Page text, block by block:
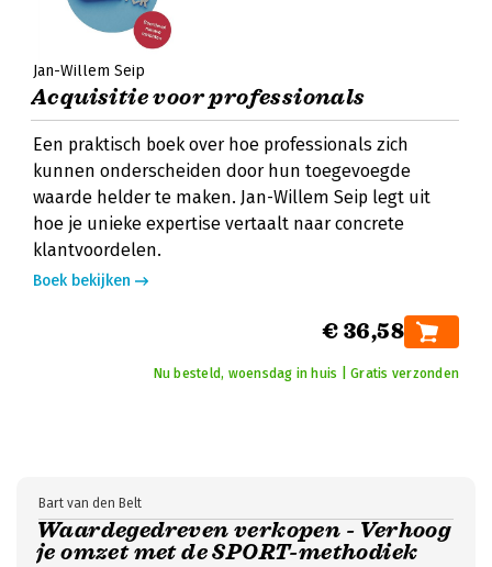
Jan-Willem Seip
Acquisitie voor professionals
Een praktisch boek over hoe professionals zich
kunnen onderscheiden door hun toegevoegde
waarde helder te maken. Jan-Willem Seip legt uit
hoe je unieke expertise vertaalt naar concrete
klantvoordelen.
Boek bekijken
€ 36,58
Nu besteld, woensdag in huis | Gratis verzonden
Waardegedreven verkopen - Verhoog
je omzet met de SPORT-methodiek
Bart van den Belt